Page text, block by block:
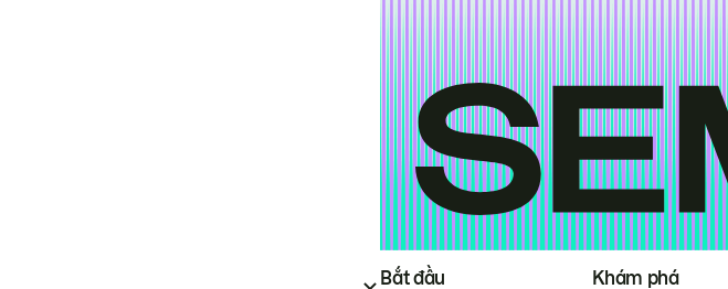
Bắt đầu Khám phá